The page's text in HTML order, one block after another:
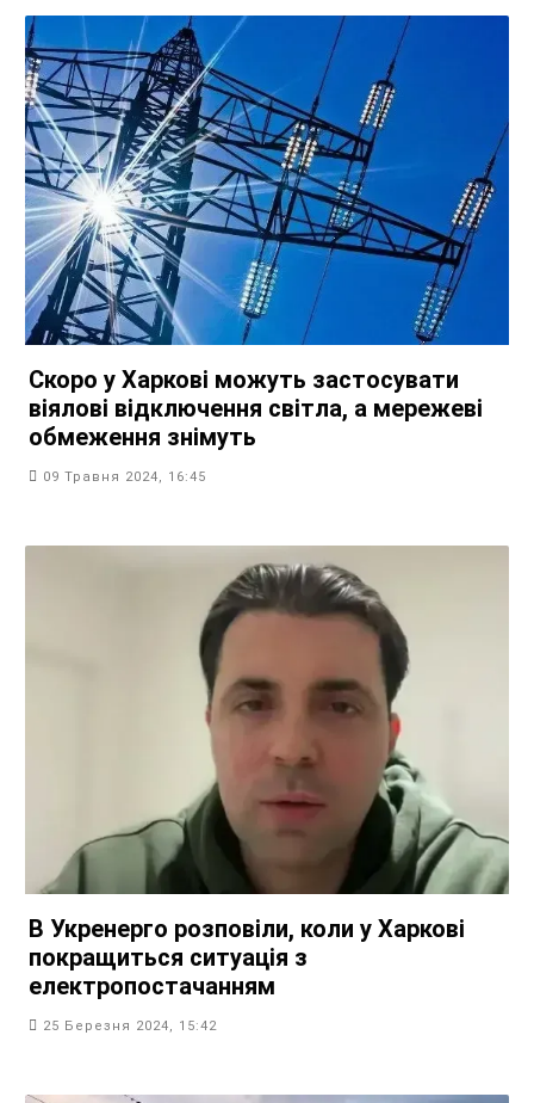
Скоро у Харкові можуть застосувати
віялові відключення світла, а мережеві
обмеження знімуть
09 Травня 2024, 16:45
В Укренерго розповіли, коли у Харкові
покращиться ситуація з
електропостачанням
25 Березня 2024, 15:42